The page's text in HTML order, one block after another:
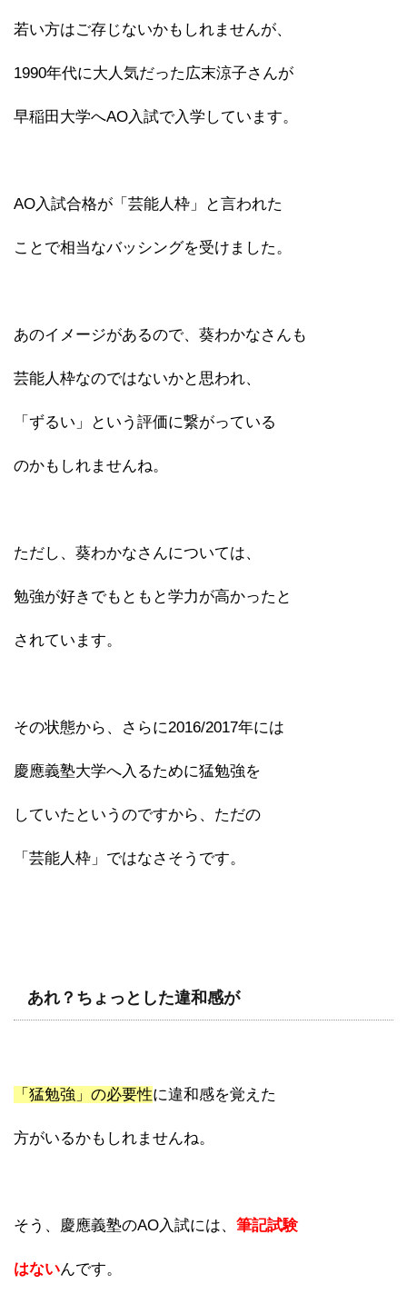
若い方はご存じないかもしれませんが、
1990年代に大人気だった広末涼子さんが
早稲田大学へAO入試で入学しています。
AO入試合格が「芸能人枠」と言われた
ことで相当なバッシングを受けました。
あのイメージがあるので、葵わかなさんも
芸能人枠なのではないかと思われ、
「ずるい」という評価に繋がっている
のかもしれませんね。
ただし、葵わかなさんについては、
勉強が好きでもともと学力が高かったと
されています。
その状態から、さらに2016/2017年には
慶應義塾大学へ入るために猛勉強を
していたというのですから、ただの
「芸能人枠」ではなさそうです。
あれ？ちょっとした違和感が
「猛勉強」の必要性に違和感を覚えた
方がいるかもしれませんね。
そう、慶應義塾のAO入試には、 筆記試験
はないんです。